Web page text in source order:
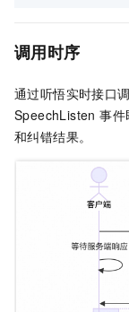
调用时序
通过听悟实时接口
SpeechListen 事件
和纠错结果。